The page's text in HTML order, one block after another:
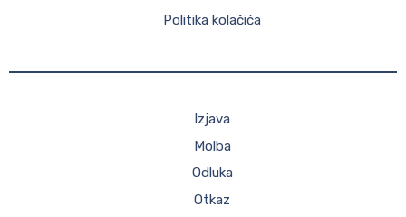
Politika kolačića
Izjava
Molba
Odluka
Otkaz